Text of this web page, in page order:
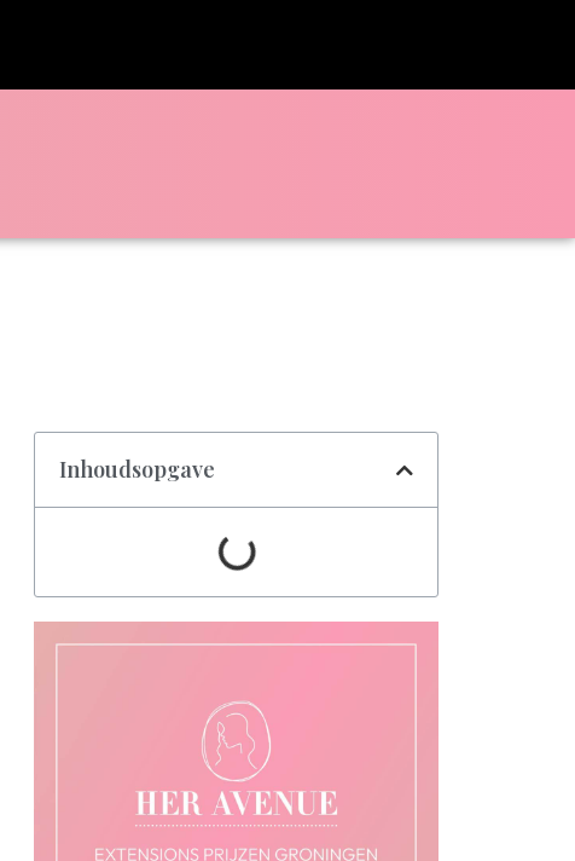
Inhoudsopgave